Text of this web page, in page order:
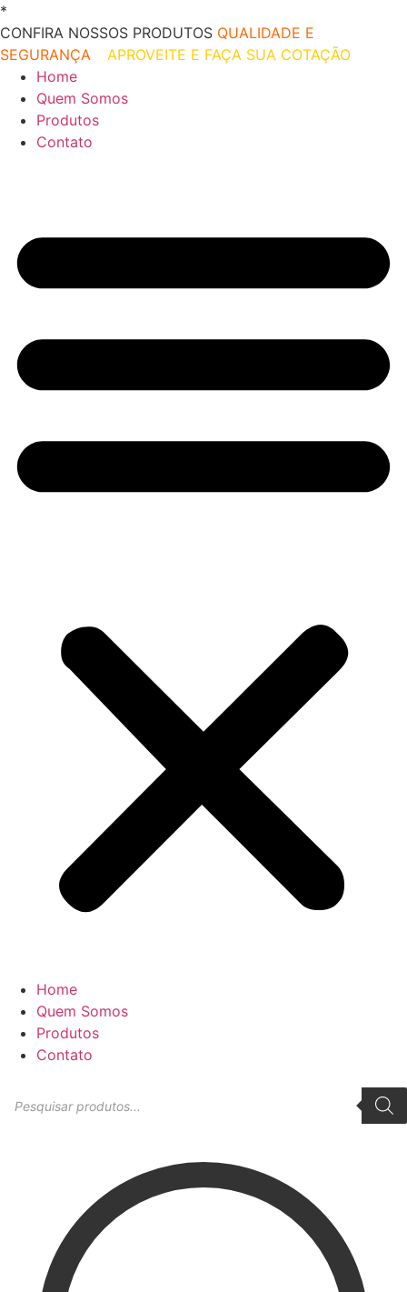
Ir
para
o
conteúdo
*
CONFIRA NOSSOS PRODUTOS QUALIDADE E
SEGURANÇA
APROVEITE E FAÇA SUA COTAÇÃO
Home
Quem Somos
Produtos
Contato
Home
Quem Somos
Produtos
Contato
produtos